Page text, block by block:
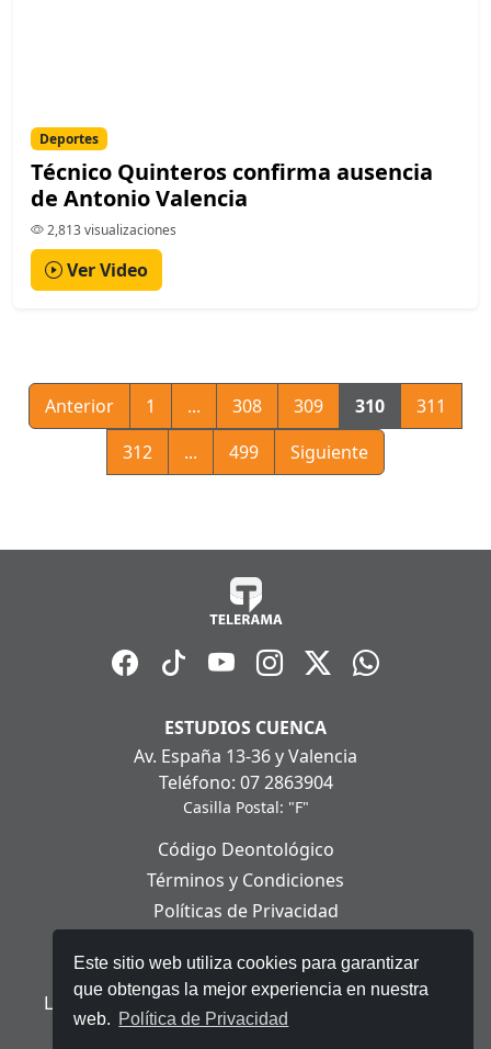
Este sitio web utiliza cookies para garantizar
que obtengas la mejor experiencia en nuestra
web. Política de Privacidad
Deportes
Técnico Quinteros confirma ausencia
de Antonio Valencia
2,813 visualizaciones
Ver Video
Anterior 1 ... 308 309 310
311
312
... 499 Siguiente
ESTUDIOS CUENCA
Av. España 13-36 y Valencia
Teléfono: 07 2863904
Casilla Postal: "F"
Código Deontológico
Términos y Condiciones
Políticas de Privacidad
Aviso Legal
Ley Orgánica de Protección de Datos Personales